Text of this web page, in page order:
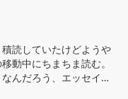
読していたけどようや
動中にちまちま読む。
んだろう、エッセイ…